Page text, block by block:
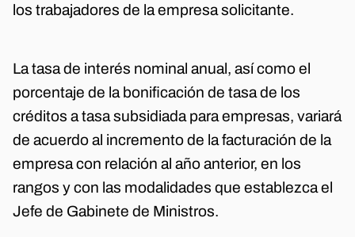
los trabajadores de la empresa solicitante.
La tasa de interés nominal anual, así como el
porcentaje de la bonificación de tasa de los
créditos a tasa subsidiada para empresas, variará
de acuerdo al incremento de la facturación de la
empresa con relación al año anterior, en los
rangos y con las modalidades que establezca el
Jefe de Gabinete de Ministros.